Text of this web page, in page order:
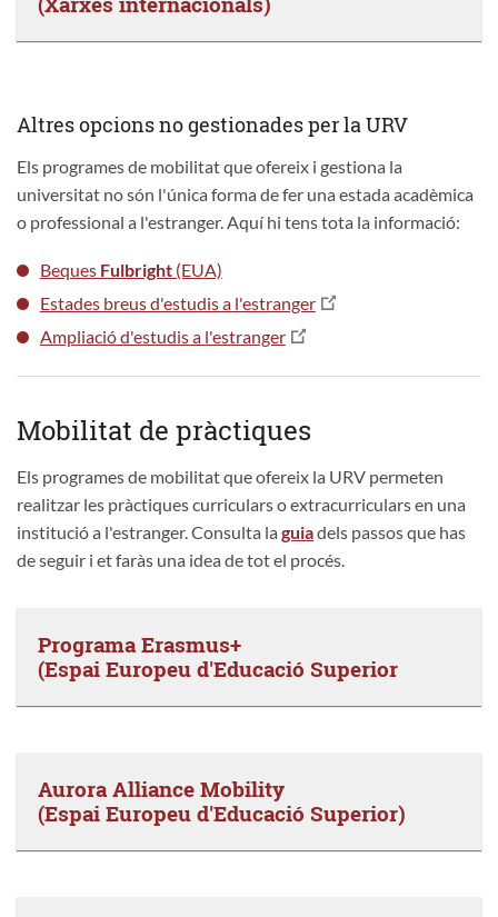
Altres opcions no gestionades per la URV
Els programes de mobilitat que ofereix i gestiona la
universitat no són l'única forma de fer una estada acadèmica
o professional a l'estranger. Aquí hi tens tota la informació:
Beques Fulbright(EUA)
Estades breus d'estudis a l'estranger
Ampliació d'estudis a l'estranger
Mobilitat de pràctiques
Els programes de mobilitat que ofereix la URV permeten
realitzar les pràctiques curriculars o extracurriculars en una
institució a l'estranger. Consulta la guiadels passos que has
de seguir i et faràs una idea de tot el procés.
Programa Erasmus+
(Espai Europeu d'Educació Superior
Aurora Alliance Mobility
(Espai Europeu d'Educació Superior)